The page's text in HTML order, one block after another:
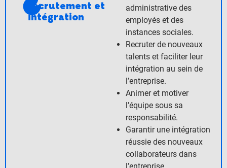
recrutement et
intégration
administrative des
employés et des
instances sociales.
Recruter de nouveaux
talents et faciliter leur
intégration au sein de
l’entreprise.
Animer et motiver
l’équipe sous sa
responsabilité.
Garantir une intégration
réussie des nouveaux
collaborateurs dans